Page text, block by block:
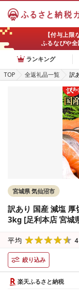
【付与上
ふるなびや
ランキング
TOP
全返礼品一覧
訳
/
鮭
鮭
宮城県 気仙沼市
訳あり 国産 減塩
3kg [足利本店 宮城
切り身 個包装 家庭
平均
絞り込み
楽天ふるさと納税